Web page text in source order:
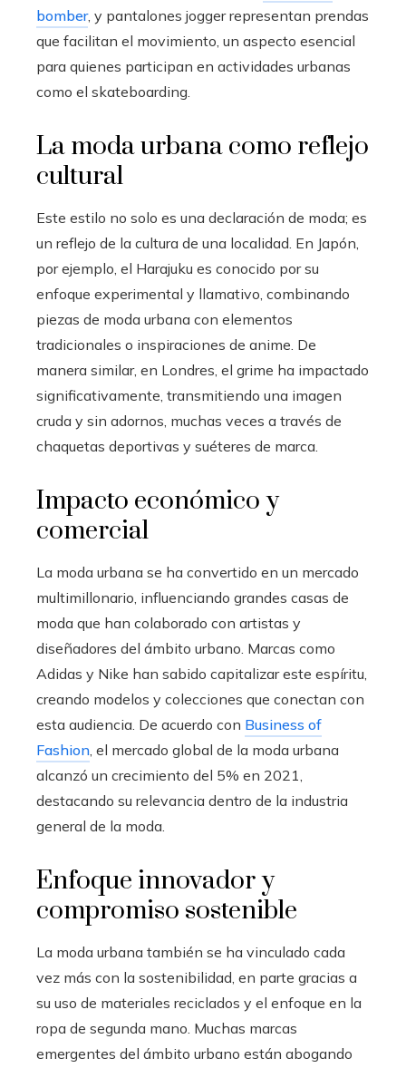
bomber, y pantalones jogger representan prendas
que facilitan el movimiento, un aspecto esencial
para quienes participan en actividades urbanas
como el skateboarding.
La moda urbana como reflejo
cultural
Este estilo no solo es una declaración de moda; es
un reflejo de la cultura de una localidad. En Japón,
por ejemplo, el Harajuku es conocido por su
enfoque experimental y llamativo, combinando
piezas de moda urbana con elementos
tradicionales o inspiraciones de anime. De
manera similar, en Londres, el grime ha impactado
significativamente, transmitiendo una imagen
cruda y sin adornos, muchas veces a través de
chaquetas deportivas y suéteres de marca.
Impacto económico y
comercial
La moda urbana se ha convertido en un mercado
multimillonario, influenciando grandes casas de
moda que han colaborado con artistas y
diseñadores del ámbito urbano. Marcas como
Adidas y Nike han sabido capitalizar este espíritu,
creando modelos y colecciones que conectan con
esta audiencia. De acuerdo con Business of
Fashion , el mercado global de la moda urbana
alcanzó un crecimiento del 5% en 2021,
destacando su relevancia dentro de la industria
general de la moda.
Enfoque innovador y
compromiso sostenible
La moda urbana también se ha vinculado cada
vez más con la sostenibilidad, en parte gracias a
su uso de materiales reciclados y el enfoque en la
ropa de segunda mano. Muchas marcas
emergentes del ámbito urbano están abogando